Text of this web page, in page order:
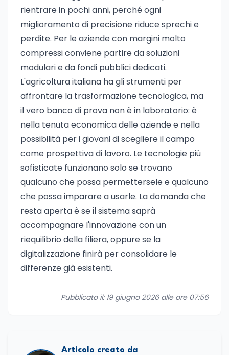
rientrare in pochi anni, perché ogni
miglioramento di precisione riduce sprechi e
perdite. Per le aziende con margini molto
compressi conviene partire da soluzioni
modulari e da fondi pubblici dedicati.
L'agricoltura italiana ha gli strumenti per
affrontare la trasformazione tecnologica, ma
il vero banco di prova non è in laboratorio: è
nella tenuta economica delle aziende e nella
possibilità per i giovani di scegliere il campo
come prospettiva di lavoro. Le tecnologie più
sofisticate funzionano solo se trovano
qualcuno che possa permettersele e qualcuno
che possa imparare a usarle. La domanda che
resta aperta è se il sistema saprà
accompagnare l'innovazione con un
riequilibrio della filiera, oppure se la
digitalizzazione finirà per consolidare le
differenze già esistenti.
Pubblicato il: 19 giugno 2026 alle ore 07:56
Articolo creato da